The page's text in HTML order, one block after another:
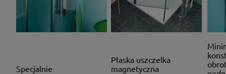
Specjalnie
Płaska uszczelka
magnetyczna